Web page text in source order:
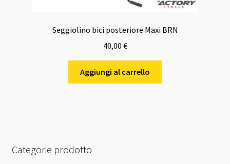
Seggiolino bici posteriore Maxi BRN
40,00 €
Aggiungi al carrello
Categorie prodotto